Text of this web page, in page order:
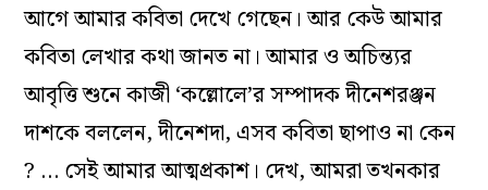
আগে আমার কবিতা দেখে গেছেন। আর কেউ আমার
কবিতা লেখার কথা জানত না। আমার ও অচিন্ত্যর
আবৃত্তি শুনে কাজী ‘কল্লোলে’র সম্পাদক দীনেশরঞ্জন
দাশকে বললেন, দীনেশদা, এসব কবিতা ছাপাও না কেন
? … সেই আমার আত্মপ্রকাশ। দেখ, আমরা তখনকার